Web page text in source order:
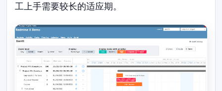
工上手需要较长的适应期。